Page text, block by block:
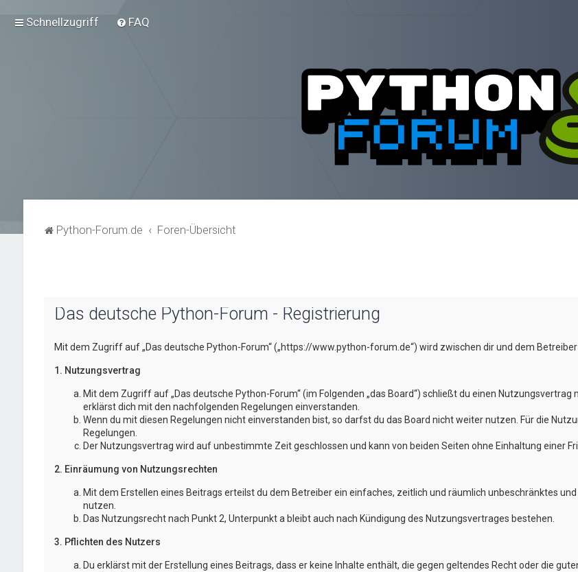
Schnellzugriff FAQ
Python-Forum.de Foren-Übersicht
Das deutsche Python-Forum - Registrierung
Mit dem Zugriff auf „Das deutsche Python-Forum“ („https://www.python-forum.de“) wird zwischen dir und dem
1. Nutzungsvertrag
Mit dem Zugriff auf „Das deutsche Python-Forum“ (im Folgenden „das Board“) schließt du einen
erklärst dich mit den nachfolgenden Regelungen einverstanden.
Wenn du mit diesen Regelungen nicht einverstanden bist, so darfst du das Board nicht weiter nutzen. Für die
Regelungen.
Der Nutzungsvertrag wird auf unbestimmte Zeit geschlossen und kann von beiden Seiten ohne Einhaltung einer
2. Einräumung von Nutzungsrechten
Mit dem Erstellen eines Beitrags erteilst du dem Betreiber ein einfaches, zeitlich und räumlich unbeschränktes
nutzen.
Das Nutzungsrecht nach Punkt 2, Unterpunkt a bleibt auch nach Kündigung des Nutzungsvertrages bestehen.
3. Pflichten des Nutzers
Du erklärst mit der Erstellung eines Beitrags, dass er keine Inhalte enthält, die gegen geltendes Recht oder die